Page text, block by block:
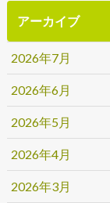
アーカイブ
2026年7月
2026年6月
2026年5月
2026年4月
2026年3月